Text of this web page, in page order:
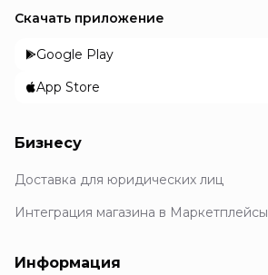
Скачать приложение
Google Play
App Store
Бизнесу
Доставка для юридических лиц
Интеграция магазина в Маркетплейсы
Информация